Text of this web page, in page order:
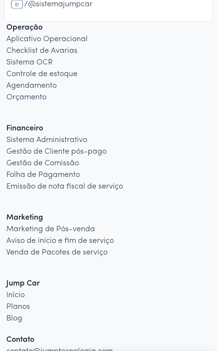
/@sistemajumpcar
Operação
Aplicativo Operacional
Checklist de Avarias
Sistema OCR
Controle de estoque
Agendamento
Orçamento
Financeiro
Sistema Administrativo
Gestão de Cliente pós-pago
Gestão de Comissão
Folha de Pagamento
Emissão de nota fiscal de serviço
Marketing
Marketing de Pós-venda
Aviso de início e fim de serviço
Venda de Pacotes de serviço
Jump Car
Início
Planos
Blog
Contato